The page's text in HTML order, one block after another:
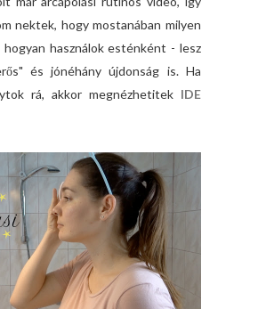
nektek, hogy mostanában milyen
használok esténként - lesz
és jónéhány újdonság is. Ha
rá, akkor megnézhetitek IDE